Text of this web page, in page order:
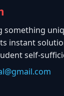
something
instant
self-